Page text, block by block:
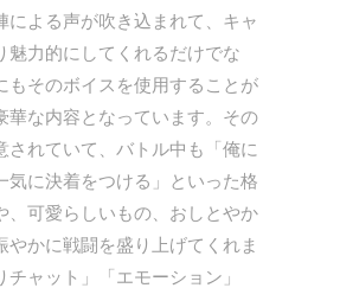
による声が吹き込まれて、キャ
魅力的にしてくれるだけでな
もそのボイスを使用することが
華な内容となっています。その
されていて、バトル中も「俺に
気に決着をつける」といった格
、可愛らしいもの、おしとやか
やかに戦闘を盛り上げてくれま
チャット」「エモーション」